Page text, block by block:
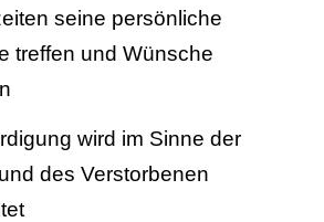
seine persönliche
treffen und Wünsche
wird im Sinne der
des Verstorbenen